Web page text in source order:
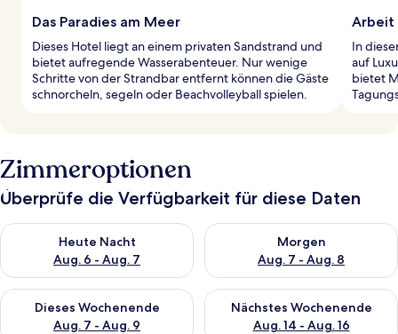
Das Paradies am Meer
Dieses Hotel liegt an einem privaten Sandstrand und
bietet aufregende Wasserabenteuer. Nur wenige
Schritte von der Strandbar entfernt können die Gäste
schnorcheln, segeln oder Beachvolleyball spielen.
Arbeit
In
auf
bietet
Zimmeroptionen
Überprüfe die Verfügbarkeit für diese Daten
Heute Nacht
Aug. 6 - Aug. 7
Überprüfe die Verfügbarkeit für heute Nacht, Aug. 6 - Aug. 7.
Morgen
Aug. 7 - Aug. 8
Überprüfe die Verfügbarkeit
Dieses Wochenende
Aug. 7 - Aug. 9
Überprüfe die Verfügbarkeit für dieses Wochenende, Aug. 7
Nächstes Wochenende
Aug. 14 - Aug. 16
Überprüfe die Verfügbarkeit